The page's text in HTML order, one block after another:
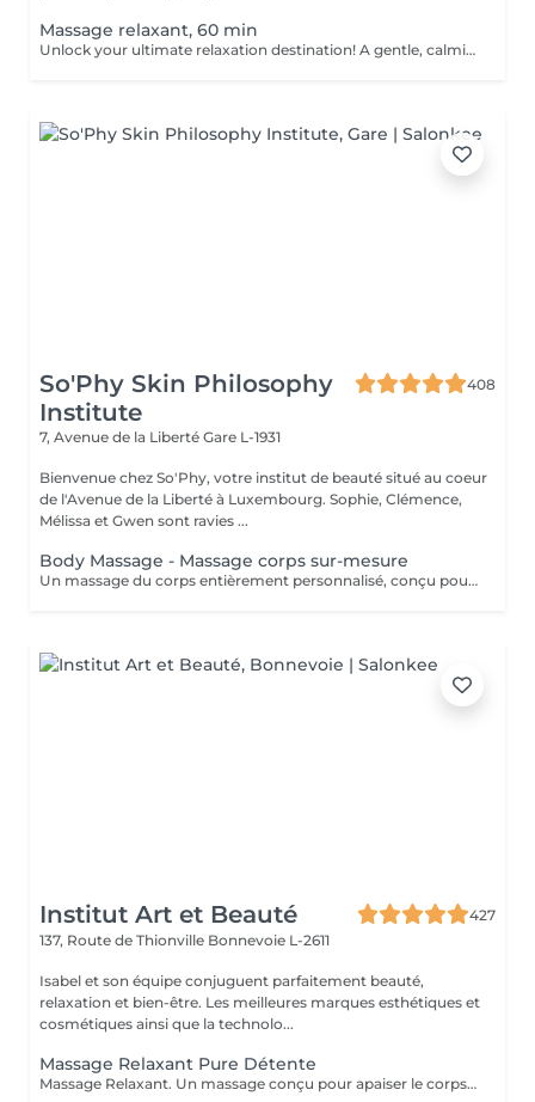
Massage relaxant, 60 min
Unlock your ultimate relaxation destination! A gentle, calming experience designed to soothe the nervous system and melt away daily stress. Long, flowing strokes, soft pressure, and calming aromas help you drift into deep relaxation and leave you feeling refreshed, rebalanced, and renewed. Age restrictions: there are no age restrictions for this procedure. Post procedure recommendations: do not do sport and any sharp movements 2-3 hours after the procedure. Frequency: 1-2 times per week, 10 times in total. Repeat once in 3-6 months.
So'Phy Skin Philosophy
Institute
408
7, Avenue de la Liberté Gare L-1931
Bienvenue chez So'Phy, votre institut de beauté situé au coeur
de l'Avenue de la Liberté à Luxembourg. Sophie, Clémence,
Mélissa et Gwen sont ravies ...
Body Massage - Massage corps sur-mesure
Un massage du corps entièrement personnalisé, conçu pour s'adapter à vos besoins et aux tensions ressenties. Dès votre installation sur une table chauffante, tout est pensé pour favoriser le relâchement et le confort. L'huile utilisée est choisie selon vos préférences pour accompagner ce moment de détente. Grâce à une combinaison de manuvres enveloppantes, de pressions ciblées, d'étirements et de gestes drainants, ce massage agit en profondeur pour libérer les tensions, relâcher les zones contractées et procurer une sensation de légèreté. La pression et le rythme sont ajustés tout au long du soin afin de vous offrir un équilibre entre relaxation et efficacité. Une version adaptée est également proposée pour les femmes enceintes (45 minutes), garantissant un moment de détente en toute sécurité. Un soin idéal pour relâcher les tensions du corps, apaiser l'esprit et retrouver une sensation de bien-être global.
Institut Art et Beauté
427
137, Route de Thionville Bonnevoie L-2611
Isabel et son équipe conjuguent parfaitement beauté,
relaxation et bien-être. Les meilleures marques esthétiques et
cosmétiques ainsi que la technolo...
Massage Relaxant Pure Détente
Massage Relaxant. Un massage conçu pour apaiser le corps et l'esprit, soulager les tensions et vous offrir un moment de pure détente pour homme et femme, Détente Musculaire : Les mouvements doux et enveloppants relâchent les tensions accumulées, offrant une sensation de légèreté et de bien-être physique. Revitalisation de l'Esprit : Un massage relaxant aide à clarifier les pensées et à retrouver une paix intérieure, indispensable pour affronter le quotidien avec sérénité. Réduction du Stress : Les massages relaxants permettent de diminuer les niveaux de stress en induisant une profonde relaxation et en équilibrant les émotions. Amélioration du Sommeil : En relaxant les muscles et en calmant l'esprit, ces massages favorisent un sommeil réparateur et de meilleure qualité. Praticiennes Qualifiées : Sont spécialisés dans les techniques de relaxation pour vous offrir une expérience relaxante. Ambiance Apaisante : Profitez d'un environnement calme idéal pour une évasion . Adapté à Tous : Que vous soyez un homme ou une femme, nos massages sont personnalisés pour répondre à vos besoins spécifiques. Accordez-vous un moment de paix et de détente car personne ne le mérite plus que vous.